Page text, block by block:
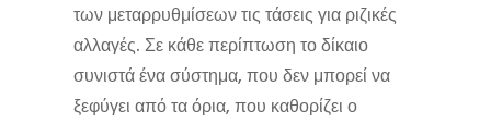
των μεταρρυθμίσεων τις τάσεις για ριζικές
αλλαγές. Σε κάθε περίπτωση το δίκαιο
συνιστά ένα σύστημα, που δεν μπορεί να
ξεφύγει από τα όρια, που καθορίζει ο